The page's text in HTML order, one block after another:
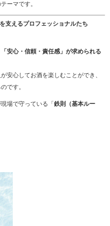
ーマです。
支えるプロフェッショナルたち
「安心・信頼・責任感」が求められる
安心してお酒を楽しむことができ、
です。
場で守っている「 鉄則（基本ルー